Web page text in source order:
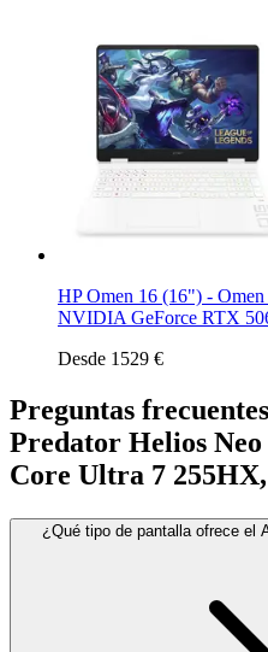
HP Omen 16 (16") -
NVIDIA GeForce RTX
Desde 1529 €
Preguntas
Predator Helios
Core Ultra 7
¿Qué tipo de pantalla ofrece el